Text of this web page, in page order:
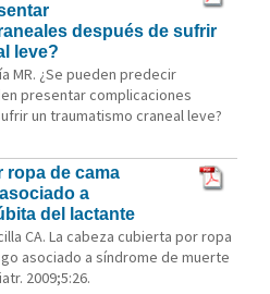
después de sufrir
leve?
MR. ¿Se pueden predecir
presentar complicaciones
un traumatismo craneal leve?
ropa de cama
a
del lactante
CA. La cabeza cubierta por ropa
asociado a síndrome de muerte
2009;5:26.